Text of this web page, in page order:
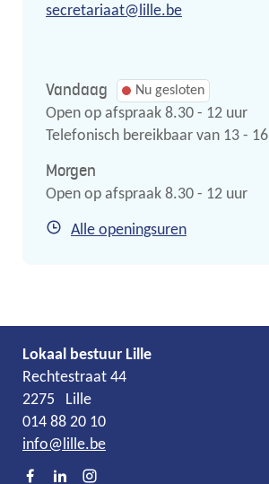
E-
secretariaat@ lille.be
Vandaag Nu gesloten
Open op afspraak 8.30 - 12 uur
Telefonisch bereikbaar van 13 - 16
Morgen
Open op afspraak 8.30 - 12 uur
Alle openingsurenSecretariaat
Lokaal bestuur Lille
Adres
Rechtestraat 44
2275
Lille
Tel.
014 88 20 10
E-
mail
info@lille.be